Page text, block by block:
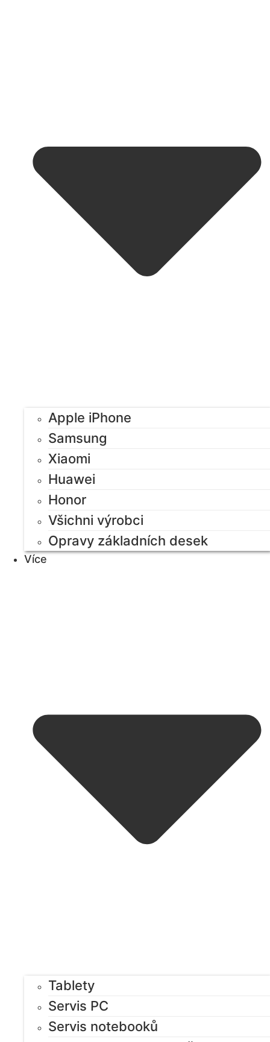
Apple iPhone
Samsung
Xiaomi
Huawei
Honor
Všichni výrobci
Opravy základních desek
Více
Tablety
Servis PC
Servis notebooků